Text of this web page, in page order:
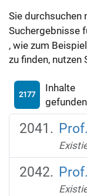
Sie durchsuchen
Suchergebnisse
, wie zum
zu finden, nutzen
2177
Inhalte
gefunden